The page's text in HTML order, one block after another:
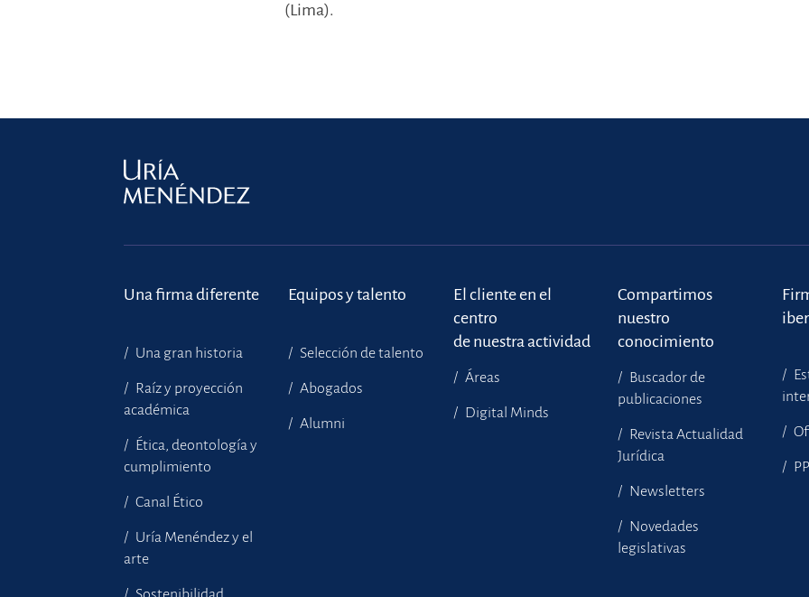
(Lima).
Una firma diferente
Una gran historia
Raíz y proyección
académica
Ética, deontología y
cumplimiento
Canal Ético
Uría Menéndez y el
arte
Equipos y talento
Selección de talento
Abogados
Alumni
El cliente en el
centro
de nuestra actividad
Áreas
Digital Minds
Compartimos
nuestro
conocimiento
Buscador de
publicaciones
Revista Actualidad
Jurídica
Newsletters
Novedades
legislativas